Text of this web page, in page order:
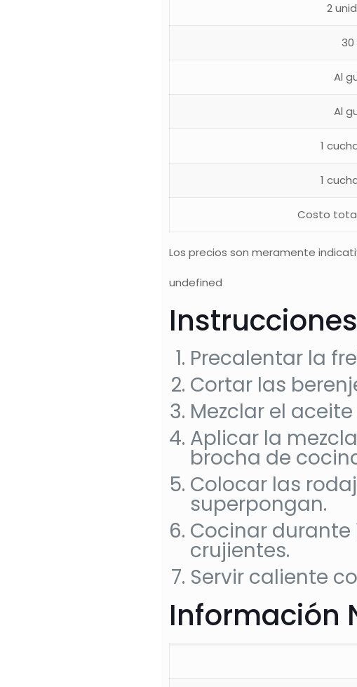
2
30
Al
Al
1
1
Costo
Los precios son meramente
undefined
Instrucciones
Precalentar la
Cortar las
Mezclar el
Aplicar la
brocha de
Colocar las
superpongan.
Cocinar
crujientes.
Servir caliente
Información